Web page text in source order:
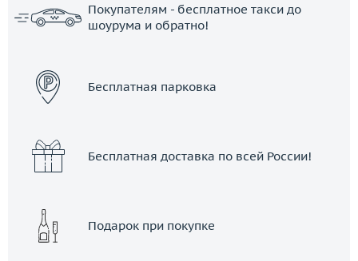
Покупателям - бесплатное такси до
шоурума и обратно!
Бесплатная парковка
Бесплатная доставка по всей России!
Подарок при покупке